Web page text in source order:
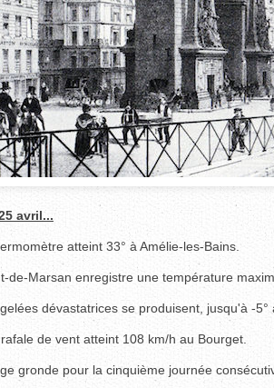
avril...
atteint 33° à Amélie-les-Bains.
de-Marsan enregistre une température
dévastatrices se produisent, jusqu'à -5°
de vent atteint 108 km/h au Bourget.
gronde pour la cinquième journée